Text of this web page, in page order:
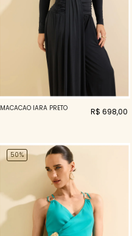
MACACÃO IARA PRETO R$ 698,00
50%